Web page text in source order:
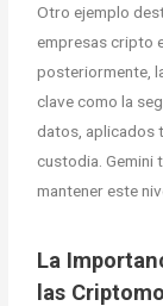
Otro ejemplo
empresas cripto
posteriormente,
clave como la
datos, aplicados
custodia. Gemini
mantener este
La
las